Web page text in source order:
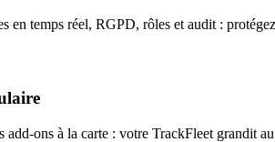
en temps réel, RGPD, rôles et audit :
add-ons à la carte : votre TrackFleet grandit